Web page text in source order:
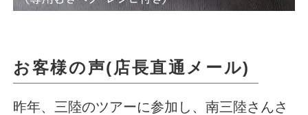
お客様の声(店長直通メール)
昨年、三陸のツアーに参加し、南三陸さんさ